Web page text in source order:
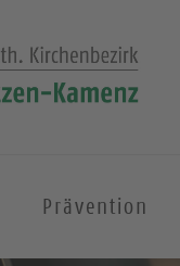
Prävention